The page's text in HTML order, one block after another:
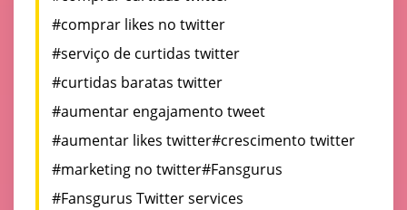
#comprar likes no twitter
#serviço de curtidas twitter
#curtidas baratas twitter
#aumentar engajamento tweet
#aumentar likes twitter#crescimento twitter
#marketing no twitter#Fansgurus
#Fansgurus Twitter services